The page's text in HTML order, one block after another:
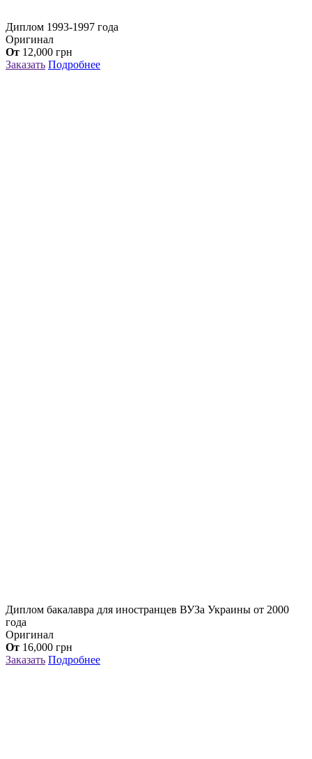
Диплом 1993-1997 года
Оригинал
От 12,000 грн
Заказать Подробнее
Диплом бакалавра для иностранцев ВУЗа Украины от 2000
года
Оригинал
От 16,000 грн
Заказать Подробнее